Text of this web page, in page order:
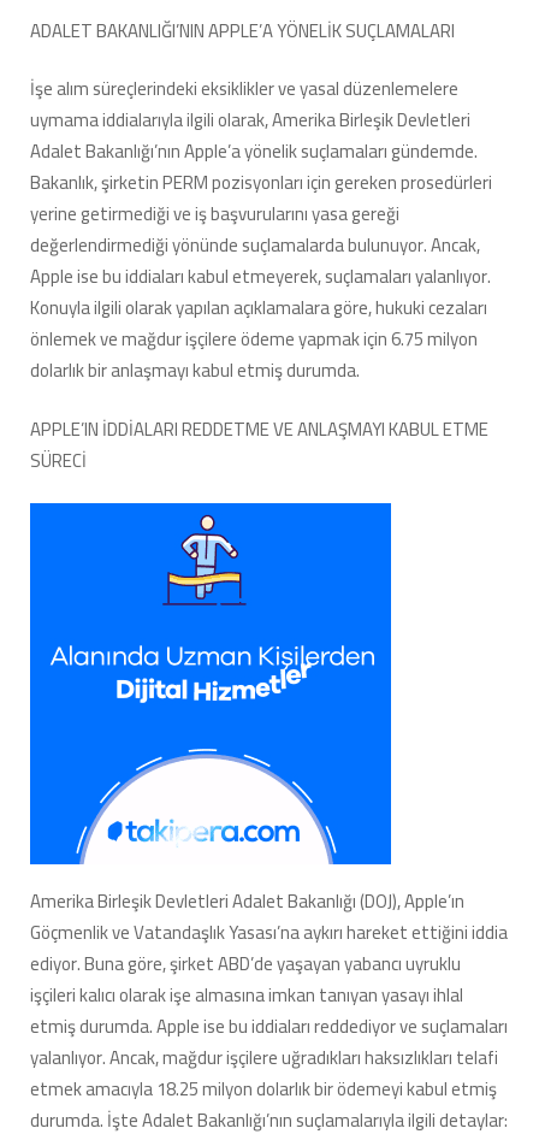
yapılan
anlaşmayı
etme
süreci!
Detaylar
için
tıklayın.
ADALET BAKANLIĞI’NIN APPLE’A YÖNELİK SUÇLAMALARI
İşe alım süreçlerindeki eksiklikler ve yasal düzenlemelere
uymama iddialarıyla ilgili olarak, Amerika Birleşik Devletleri
Adalet Bakanlığı’nın Apple’a yönelik suçlamaları gündemde.
Bakanlık, şirketin PERM pozisyonları için gereken prosedürleri
yerine getirmediği ve iş başvurularını yasa gereği
değerlendirmediği yönünde suçlamalarda bulunuyor. Ancak,
Apple ise bu iddiaları kabul etmeyerek, suçlamaları yalanlıyor.
Konuyla ilgili olarak yapılan açıklamalara göre, hukuki cezaları
önlemek ve mağdur işçilere ödeme yapmak için 6.75 milyon
dolarlık bir anlaşmayı kabul etmiş durumda.
APPLE’IN İDDİALARI REDDETME VE ANLAŞMAYI KABUL ETME
SÜRECİ
Amerika Birleşik Devletleri Adalet Bakanlığı (DOJ), Apple’ın
Göçmenlik ve Vatandaşlık Yasası’na aykırı hareket ettiğini iddia
ediyor. Buna göre, şirket ABD’de yaşayan yabancı uyruklu
işçileri kalıcı olarak işe almasına imkan tanıyan yasayı ihlal
etmiş durumda. Apple ise bu iddiaları reddediyor ve suçlamaları
yalanlıyor. Ancak, mağdur işçilere uğradıkları haksızlıkları telafi
etmek amacıyla 18.25 milyon dolarlık bir ödemeyi kabul etmiş
durumda. İşte Adalet Bakanlığı’nın suçlamalarıyla ilgili detaylar: